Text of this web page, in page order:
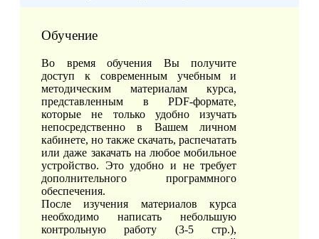
Обучение
Во время обучения Вы получите
доступ к современным учебным и
методическим материалам курса,
представленным в PDF-формате,
которые не только удобно изучать
непосредственно в Вашем личном
кабинете, но также скачать, распечатать
или даже закачать на любое мобильное
устройство. Это удобно и не требует
дополнительного программного
обеспечения.
После изучения материалов курса
необходимо написать небольшую
контрольную работу (3-5 стр.),